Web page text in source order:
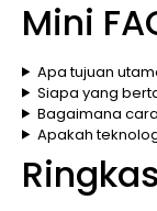
Mini
Apa tujuan
Siapa yang
Bagaimana
Apakah